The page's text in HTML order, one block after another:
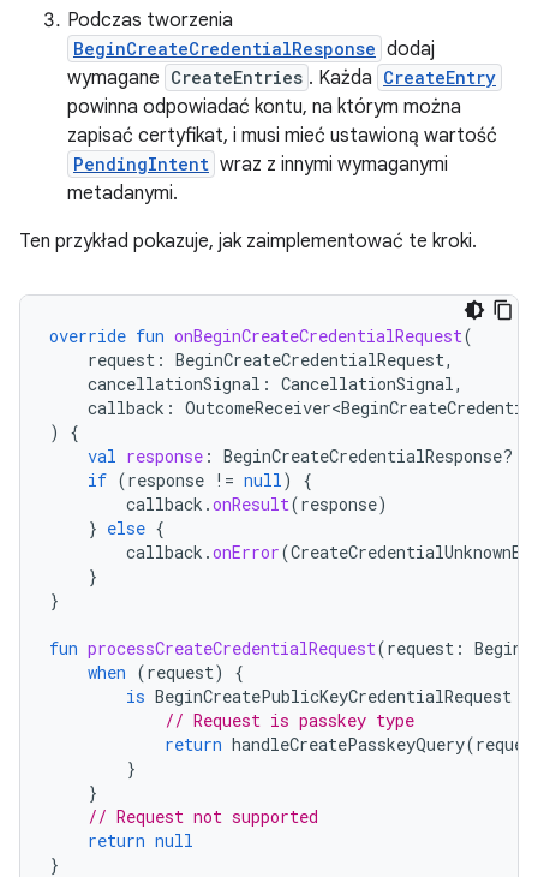
Podczas tworzenia
BeginCreateCredentialResponse dodaj
wymagane CreateEntries . Każda CreateEntry
powinna odpowiadać kontu, na którym można
zapisać certyfikat, i musi mieć ustawioną wartość
PendingIntent wraz z innymi wymaganymi
metadanymi.
Ten przykład pokazuje, jak zaimplementować te kroki.
override fun onBeginCreateCredentialRequest(
request : BeginCreateCredentialRequest,
cancellationSignal : CancellationSignal,
callback :
)
{
val response : BeginCreateCredentialResponse?
if (response != null)
{
callback .onResult(response)
} else {
callback .onError(
}
}
fun processCreateCredentialRequest(request :
when (request)
{
is BeginCreatePublicKeyCredentialRequest
// Request is passkey type
return handleCreatePasskeyQuery(
}
}
// Request not supported
return null
}